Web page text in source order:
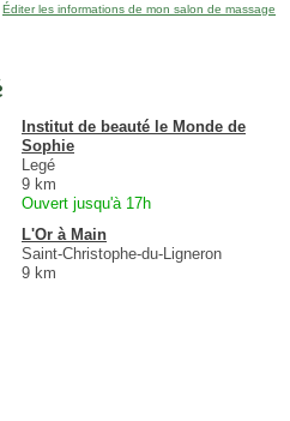
Éditer les informations de mon salon de massage
Institut de beauté le Monde de
Sophie
Legé
9 km
Ouvert jusqu'à 17h
L'Or à Main
Saint-Christophe-du-Ligneron
9 km